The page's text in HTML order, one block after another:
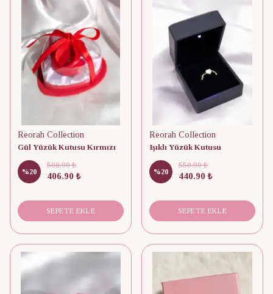
Reorah Collection
Gül Yüzük Kutusu Kırmızı
%20
508.90 ₺
406.90 ₺
SEPETE EKLE
Reorah Collection
Işıklı Yüzük Kutusu
%20
550.90 ₺
440.90 ₺
SEPETE EKLE